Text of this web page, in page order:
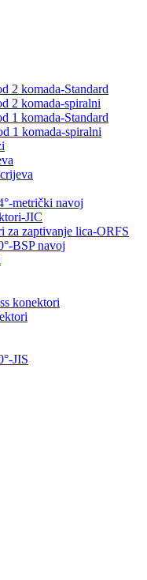
2 komada-Standard
2 komada-spiralni
1 komada-Standard
1 komada-spiralni
metrički navoj
JIC
za zaptivanje lica-ORFS
BSP navoj
konektori
JIS